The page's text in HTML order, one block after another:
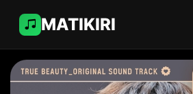
MATIKIRI